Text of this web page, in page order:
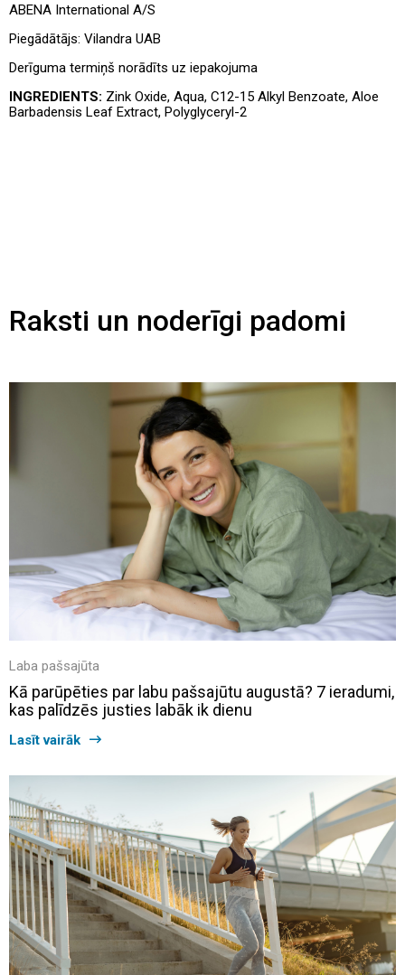
ABENA International A/S
Piegādātājs: Vilandra UAB
Derīguma termiņš norādīts uz iepakojuma
INGREDIENTS: Zink Oxide, Aqua, C12-15 Alkyl Benzoate, Aloe
Barbadensis Leaf Extract, Polyglyceryl-2
Raksti un noderīgi padomi
Laba pašsajūta
Kā parūpēties par labu pašsajūtu augustā? 7 ieradumi,
kas palīdzēs justies labāk ik dienu
Lasīt vairāk